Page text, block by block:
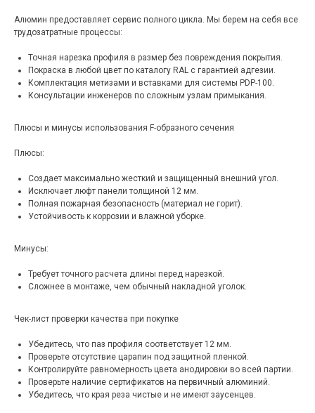
Алюмин предоставляет сервис полного цикла. Мы берем на себя все
трудозатратные процессы:
Точная нарезка профиля в размер без повреждения покрытия.
Покраска в любой цвет по каталогу RAL с гарантией адгезии.
Комплектация метизами и вставками для системы PDP-100.
Консультации инженеров по сложным узлам примыкания.
Плюсы и минусы использования F-образного сечения
Плюсы:
Создает максимально жесткий и защищенный внешний угол.
Исключает люфт панели толщиной 12 мм.
Полная пожарная безопасность (материал не горит).
Устойчивость к коррозии и влажной уборке.
Минусы:
Требует точного расчета длины перед нарезкой.
Сложнее в монтаже, чем обычный накладной уголок.
Чек-лист проверки качества при покупке
Убедитесь, что паз профиля соответствует 12 мм.
Проверьте отсутствие царапин под защитной пленкой.
Контролируйте равномерность цвета анодировки во всей партии.
Проверьте наличие сертификатов на первичный алюминий.
Убедитесь, что края реза чистые и не имеют заусенцев.